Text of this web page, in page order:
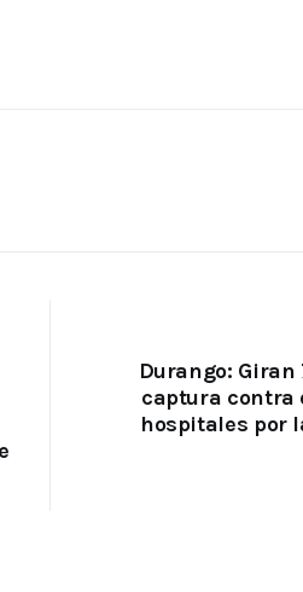
Durango: Giran
captura contra
hospitales por